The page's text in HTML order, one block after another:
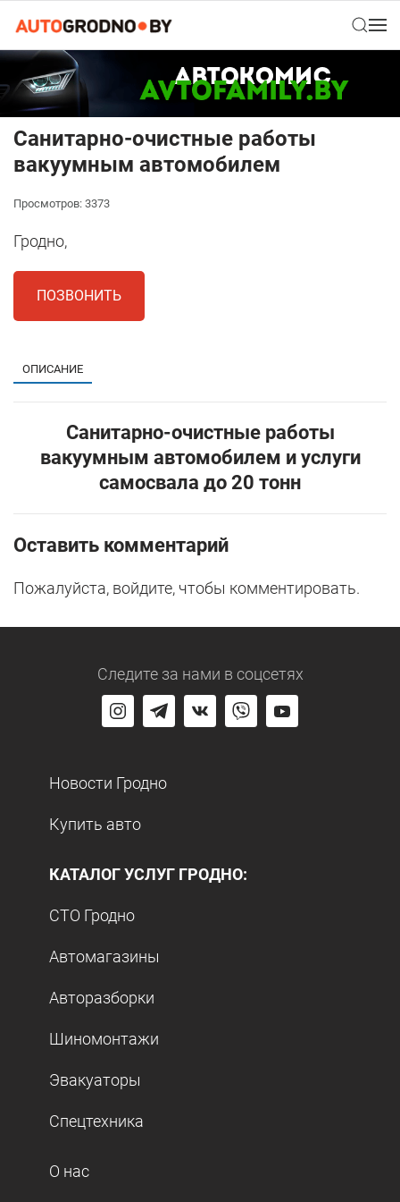
Санитарно-очистные работы
вакуумным автомобилем
Просмотров: 3373
Гродно,
ПОЗВОНИТЬ
ОПИСАНИЕ
Санитарно-очистные работы
вакуумным автомобилем и услуги
самосвала до 20 тонн
Оставить комментарий
Пожалуйста, войдите, чтобы комментировать.
Следите за нами в соцсетях
Новости Гродно
Купить авто
КАТАЛОГ УСЛУГ ГРОДНО:
СТО Гродно
Автомагазины
Авторазборки
Шиномонтажи
Эвакуаторы
Спецтехника
О нас